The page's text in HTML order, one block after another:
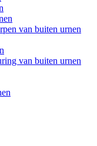
van buiten urnen
van buiten urnen